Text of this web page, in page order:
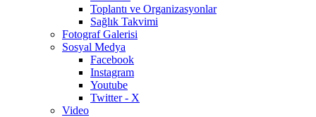
Toplantı ve Organizasyonlar
Sağlık Takvimi
Fotograf Galerisi
Sosyal Medya
Facebook
Instagram
Youtube
Twitter - X
Video